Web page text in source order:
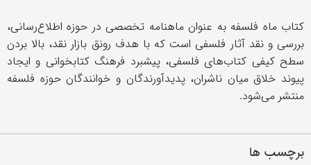
کتاب ماه فلسفه به عنوان ماهنامه تخصصی در حوزه اطلاع‌رسانی،
بررسی و نقد آثار فلسفی است که با هدف رونق بازار نقد، بالا بردن
سطح کیفی کتاب‌های فلسفی، پیشبرد فرهنگ کتابخوانی و ایجاد
پیوند خلاق میان ناشران، پدید‌آورندگان و خوانندگان حوزه فلسفه
منتشر می‌شود.
برچسب ها